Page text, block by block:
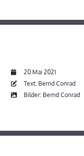
20.Mai 2021
Text: Bernd Conrad
Bilder: Bernd Conrad